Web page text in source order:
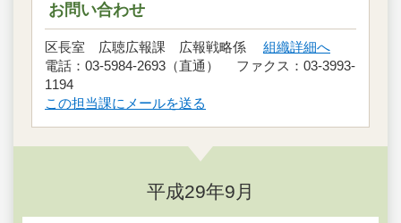
お問い合わせ
区長室 広聴広報課 広報戦略係 組織詳細へ
電話：03-5984-2693（直通） ファクス：03-3993-
1194
この担当課にメールを送る
平成29年9月